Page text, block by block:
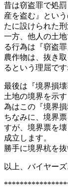
昔は窃盗罪で処
産を盗む』とい
たに設けられた刑
一方、他人の土
る行為は『窃盗罪
農作物は、抜き
るという理屈です
最後は『境界損壊
土地の境界を示
為はこの『境界損
ちなみに、境界
すが、境界票を
成立します。
勝手に境界杭を
以上、バイヤー